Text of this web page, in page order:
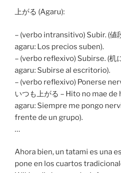
上がる (Agaru):
– (verbo intransitivo) Subir. (値
agaru: Los precios suben).
– (verbo reflexivo) Subirse. (机
agaru: Subirse al escritorio).
– (verbo reflexivo) Ponerse
いつも上がる – Hito no mae
agaru: Siempre me pongo
frente de un grupo).
…
Ahora bien, un tatami es una
pone en los cuartos